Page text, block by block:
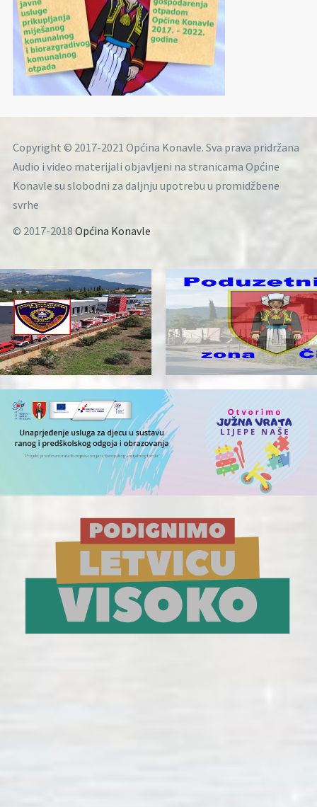
Copyright © 2017-2021 Općina Konavle. Sva prava pridržana
Audio i video materijali objavljeni na stranicama Općine
Konavle su slobodni za daljnju upotrebu u promidžbene
svrhe
© 2017-2018 Općina Konavle